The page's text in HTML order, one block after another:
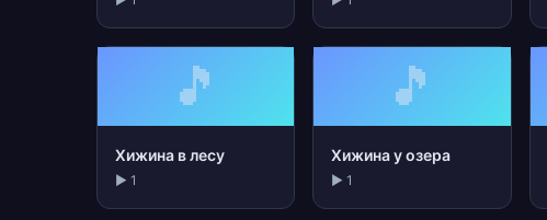
🎵
Хижина в лесу
▶ 1
🎵
Хижина у озера
▶ 1